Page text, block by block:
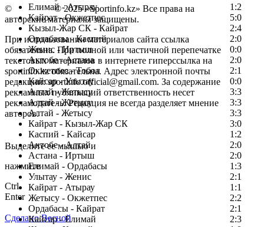
Елимай - Атырау
1:2
Кайрат - Окжетпес
5:0
Кызыл-Жар СК - Кайрат
2:4
Ордабасы - Каспий
2:0
Женис - Иртыш
0:0
Актобе - Астана
2:0
Окжетпес - Тобол
2:1
Кайсар - Улытау
0:0
Алтай - Жетысу
3:3
Алтай - Жетысу
3:3
Алтай - Жетысу
3:3
Кайрат - Кызыл-Жар СК
3:0
Каспий - Кайсар
1:2
Актобе - Алтай
2:0
Астана - Иртыш
2:0
Елимай - Ордабасы
1:3
Улытау - Женис
2:1
Кайрат - Атырау
1:1
Жетысу - Окжетпес
2:2
Ордабасы - Кайрат
2:1
Кайсар - Елимай
2:3
© Copyright© 2025 «Sportinfo.kz» Все права на
авторские материалы защищены.
При использовании материалов сайта ссылка
обязательна. При полной или частичной перепечатке
текстовых материалов в интернете гиперссылка на
sportinfo.kz обязательна. Адрес электронной почты
редакции: sportinfo.official@gmail.com. За содержание
рекламных публикаций ответственность несет
рекламодатель. Редакция не всегда разделяет мнение
авторов.
Заметили ошибку в тексте?
Выделите ее мышью и
нажмите
Ctrl
Enter
Сделано Весной